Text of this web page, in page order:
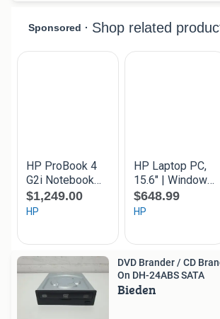
DVD Brander / CD
On DH-24ABS SATA
Bieden